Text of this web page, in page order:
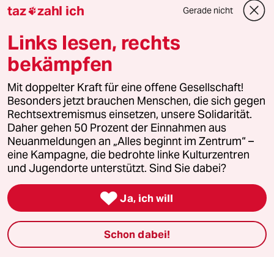
fernverbindung
klima update°
Mauerecho
Freie Rede
reingehen
Newsletter
team zukunft
taz zahl ich Gerade nicht
Links lesen, rechts
bekämpfen
Mit doppelter Kraft für eine offene Gesellschaft!
Besonders jetzt brauchen Menschen, die sich gegen
Rechtsextremismus einsetzen, unsere Solidarität.
Daher gehen 50 Prozent der Einnahmen aus
Neuanmeldungen an „Alles beginnt im Zentrum“ –
eine Kampagne, die bedrohte linke Kulturzentren
und Jugendorte unterstützt. Sind Sie dabei?
 Ja, ich will
Schon dabei!